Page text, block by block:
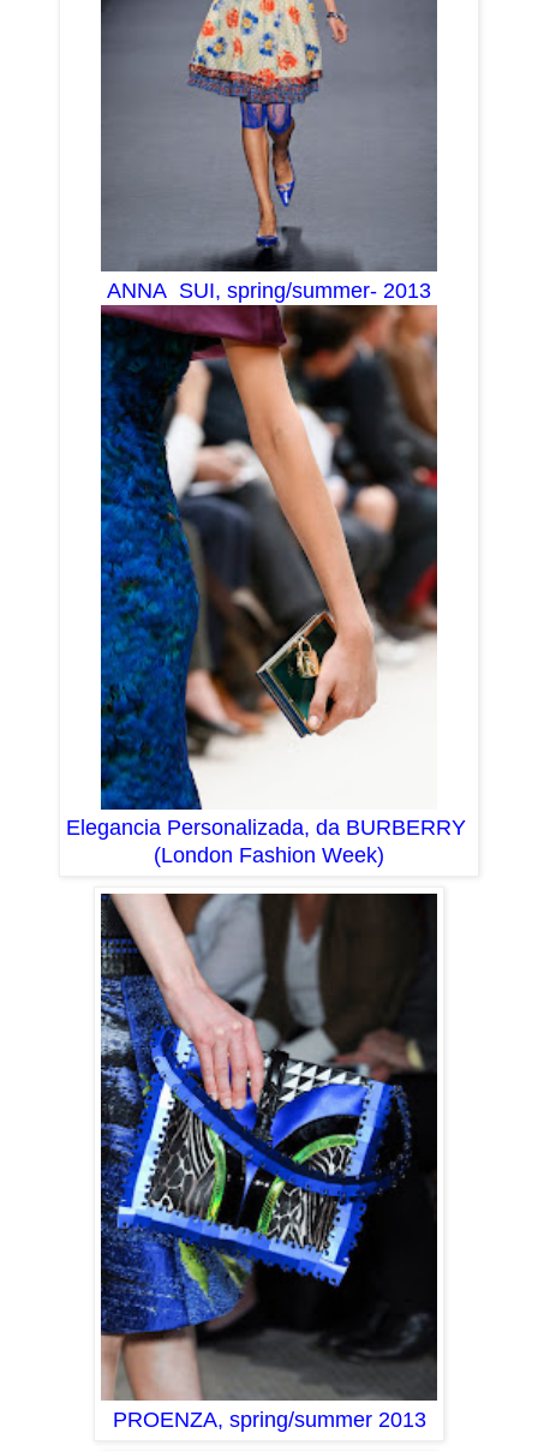
ANNA SUI, spring/summer- 2013
Elegancia Personalizada, da BURBERRY
(London Fashion Week)
PROENZA, spring/summer 2013